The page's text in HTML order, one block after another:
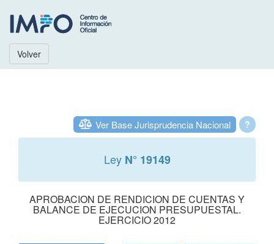
Volver
?
Ver Base Jurisprudencia Nacional
Ley N° 19149
APROBACION DE RENDICION DE CUENTAS Y
BALANCE DE EJECUCION PRESUPUESTAL.
EJERCICIO 2012